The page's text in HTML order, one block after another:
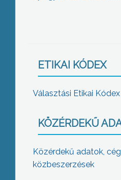
ETIKAI KÓDEX
Választási Etikai
KÖZÉRDEKŰ
Közérdekű adatok,
közbeszerzések